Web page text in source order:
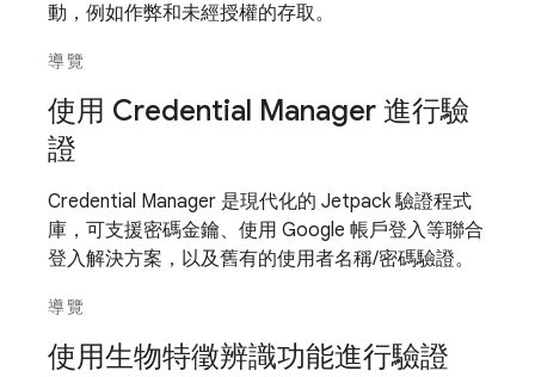
動，例如作弊和未經授權的存取。
導覽
使用 Credential Manager 進行驗
證
Credential Manager 是現代化的 Jetpack 驗證程式
庫，可支援密碼金鑰、使用 Google 帳戶登入等聯合
登入解決方案，以及舊有的使用者名稱/密碼驗證。
導覽
使用生物特徵辨識功能進行驗證